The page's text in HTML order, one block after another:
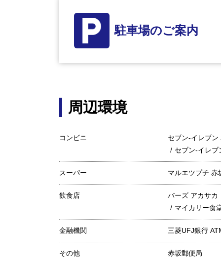
駐車場のご案内
周辺環境
コンビニ
セブン-イレブ
セブン-イレ
スーパー マルエツプチ 赤
飲食店
バーズ アカサカ
マイカリー食
金融機関 三菱UFJ銀行
その他 赤坂郵便局